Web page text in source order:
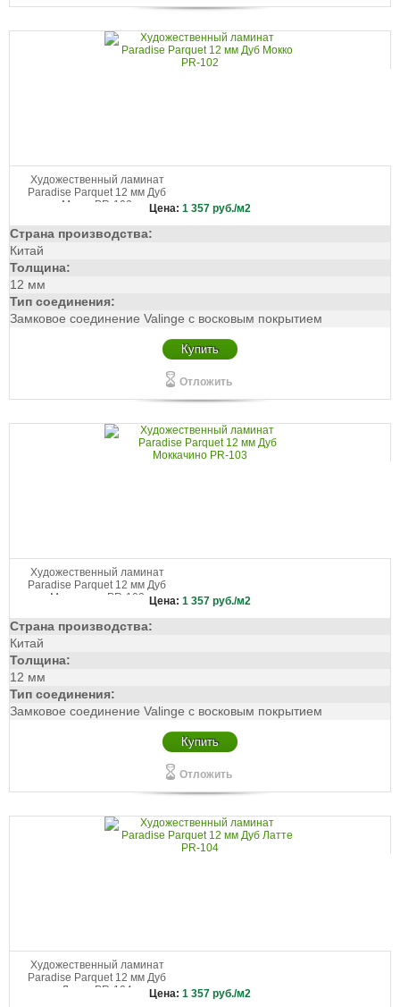
Художественный ламинат
Paradise Parquet 12 мм Дуб
Мокко PR-102
Цена: 1 357 руб./м2
Страна производства:
Китай
Толщина:
12 мм
Тип соединения:
Замковое соединение Valinge с восковым покрытием
Купить
Отложить
Художественный ламинат
Paradise Parquet 12 мм Дуб
Моккачино PR-103 Цена: 1 357 руб./м2
Страна производства:
Китай
Толщина:
12 мм
Тип соединения:
Замковое соединение Valinge с восковым покрытием
Купить
Отложить
Художественный ламинат
Paradise Parquet 12 мм Дуб
Латте PR-104
Цена: 1 357 руб./м2